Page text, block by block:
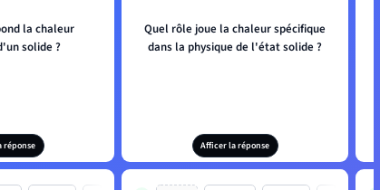
la chaleur
solide ?
réponse
Quel rôle joue la chaleur spécifique
dans la physique de l'état solide ?
Afficer la réponse